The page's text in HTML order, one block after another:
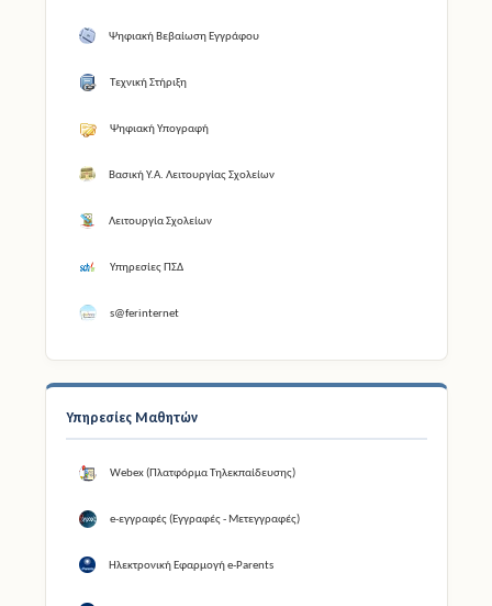
Ψηφιακή Βεβαίωση Εγγράφου
Τεχνική Στήριξη
Ψηφιακή Υπογραφή
Βασική Υ.Α. Λειτουργίας Σχολείων
Λειτουργία Σχολείων
Υπηρεσίες ΠΣΔ
s@ferinternet
Υπηρεσίες Μαθητών
Webex (Πλατφόρμα Τηλεκπαίδευσης)
e-εγγραφές (Εγγραφές - Μετεγγραφές)
Ηλεκτρονική Εφαρμογή e-Parents